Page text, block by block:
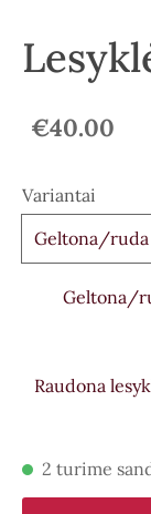
€40.00
Variantai
Geltona/ruda
Geltona/
Raudona
2 turime